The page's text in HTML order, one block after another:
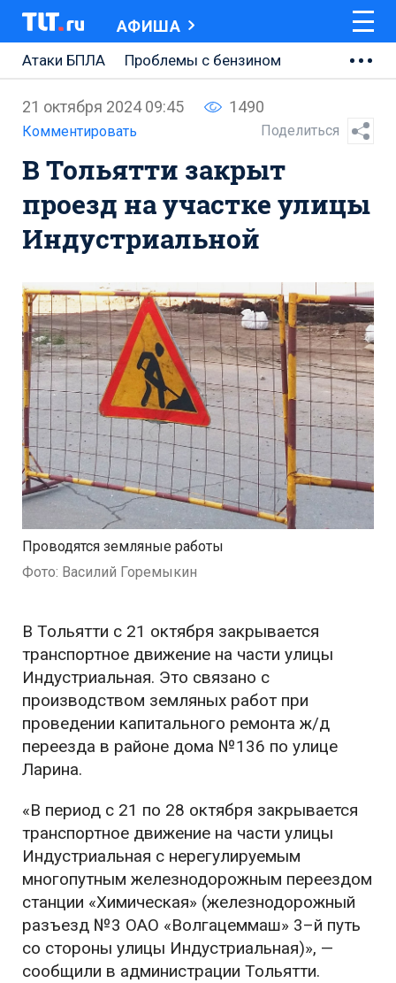
АФИША
Атаки БПЛА
Проблемы с бензином
АВТОВАЗ
Ремонт Центральной площади
Ремонт Обводного шоссе
Набережная Тольятти
Неделя Тольятти
21 октября 2024 09:45 1490
Комментировать Поделиться
В Тольятти закрыт
проезд на участке улицы
Индустриальной
Проводятся земляные работы
Фото: Василий Горемыкин
В Тольятти с 21 октября закрывается
транспортное движение на части улицы
Индустриальная. Это связано с
производством земляных работ при
проведении капитального ремонта ж/д
переезда в районе дома №136 по улице
Ларина.
«В период с 21 по 28 октября закрывается
транспортное движение на части улицы
Индустриальная с нерегулируемым
многопутным железнодорожным переездом
станции «Химическая» (железнодорожный
разъезд №3 ОАО «Волгацеммаш» 3–й путь
со стороны улицы Индустриальная)», —
сообщили в администрации Тольятти.